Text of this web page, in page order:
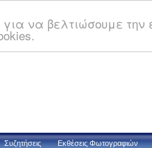
να βελτιώσουμε
Συζητήσεις Εκθέσεις Φωτογραφιών